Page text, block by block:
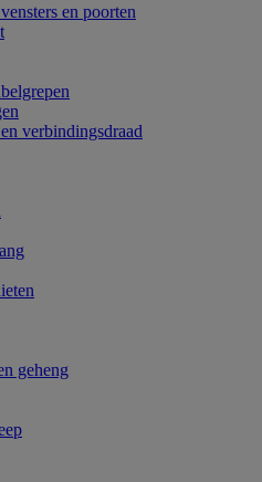
en poorten
verbindingsdraad
geheng